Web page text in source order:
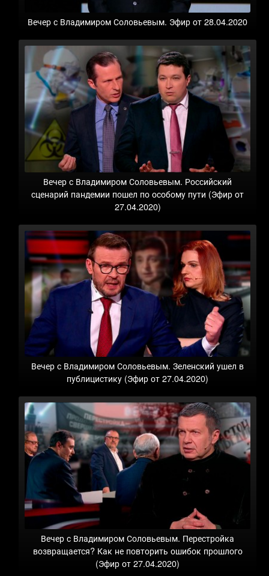
Вечер с Владимиром Соловьевым. Эфир от 28.04.2020
Вечер с Владимиром Соловьевым. Российский
сценарий пандемии пошел по особому пути (Эфир от
27.04.2020)
Вечер с Владимиром Соловьевым. Зеленский ушел в
публицистику (Эфир от 27.04.2020)
Вечер с Владимиром Соловьевым. Перестройка
возвращается? Как не повторить ошибок прошлого
(Эфир от 27.04.2020)